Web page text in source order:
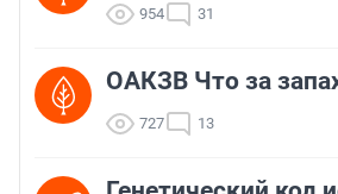
954 31
ОАКЗВ Что за
727 13